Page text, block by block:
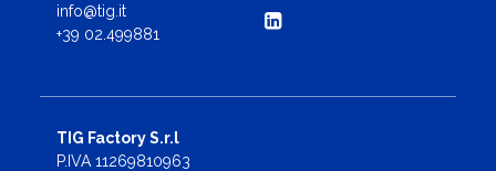
info@tig.it
+39 02.499881
TIG Factory S.r.l
P.IVA 11269810963